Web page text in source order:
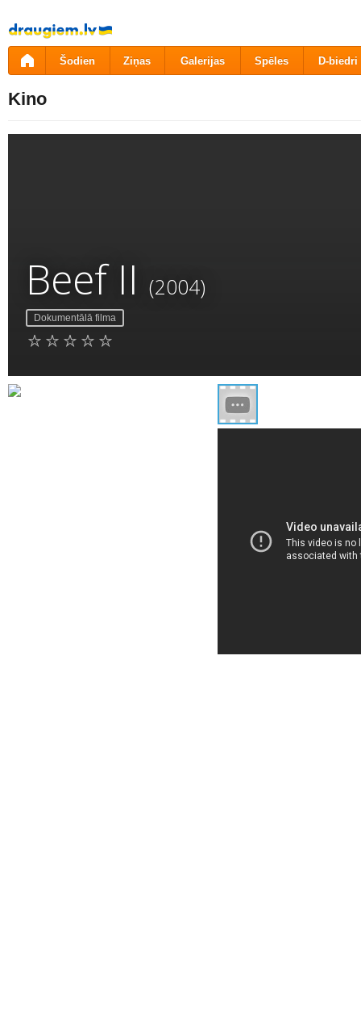
Pāriet
uz
saturu
Šodien Ziņas Galerijas Spēles D-biedri
Kino
Beef II (2004)
Dokumentālā filma